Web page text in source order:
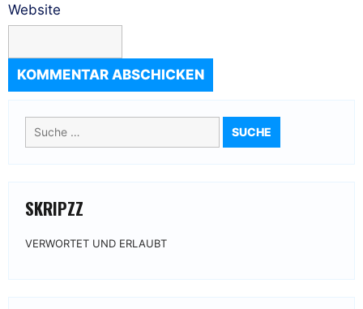
Website
Suche
nach:
SKRIPZZ
VERWORTET UND ERLAUBT